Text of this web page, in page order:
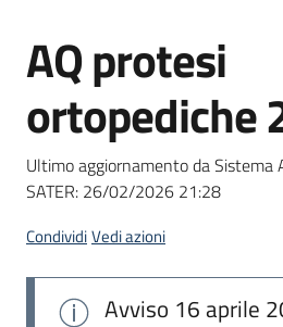
Bandi
strumenti
acquisto
Salta al contenuto
AQ protesi
ortopediche
Ultimo aggiornamento da Sistema
SATER: 26/02/2026 21:28
CondividiVedi azioni
Avviso 16 aprile